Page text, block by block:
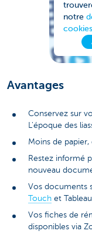
notre
cookies
Avantages
Conservez sur
L'époque des
Moins de
Restez informé
nouveau
Vos documents
Touch et
Vos fiches de
disponibles via